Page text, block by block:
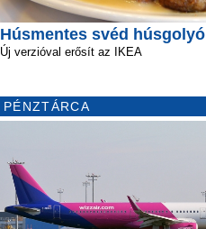
Húsmentes svéd húsgolyó
Új verzióval erősít az IKEA
PÉNZTÁRCA